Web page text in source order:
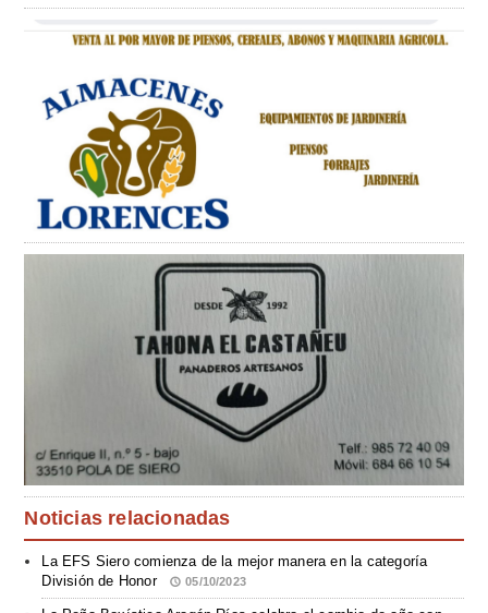
Noticias relacionadas
La EFS Siero comienza de la mejor manera en la categoría
División de Honor
05/10/2023